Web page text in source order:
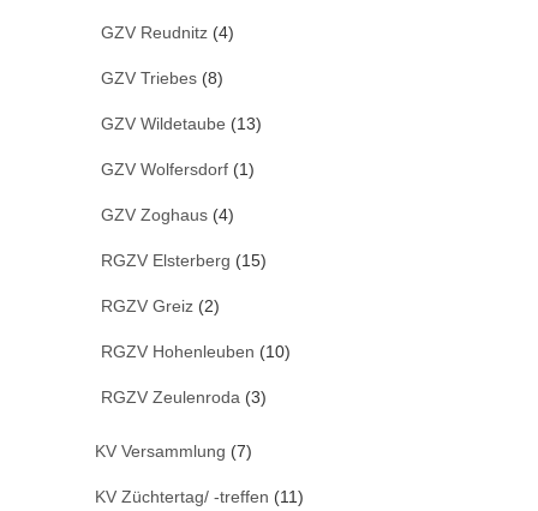
GZV Reudnitz (4)
GZV Triebes (8)
GZV Wildetaube (13)
GZV Wolfersdorf (1)
GZV Zoghaus (4)
RGZV Elsterberg (15)
RGZV Greiz (2)
RGZV Hohenleuben (10)
RGZV Zeulenroda (3)
KV Versammlung (7)
KV Züchtertag/ -treffen (11)